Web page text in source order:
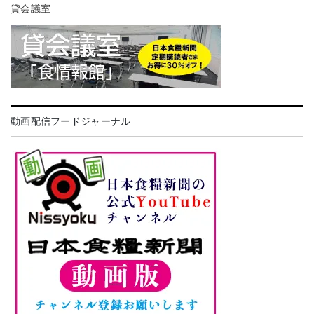
貸会議室
動画配信フードジャーナル